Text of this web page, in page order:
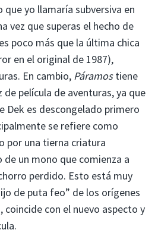
yo llamaría subversiva en
vez que superas el hecho de
poco más que la última chica
en el original de 1987),
En cambio, Páramostiene
de película de aventuras, ya que
Dek es descongelado primero
se refiere como
por una tierna criatura
un mono que comienza a
perdido. Esto está muy
de puta feo” de los orígenes
coincide con el nuevo aspecto y